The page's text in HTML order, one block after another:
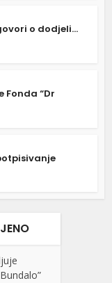
o dodjeli...
Fonda “Dr